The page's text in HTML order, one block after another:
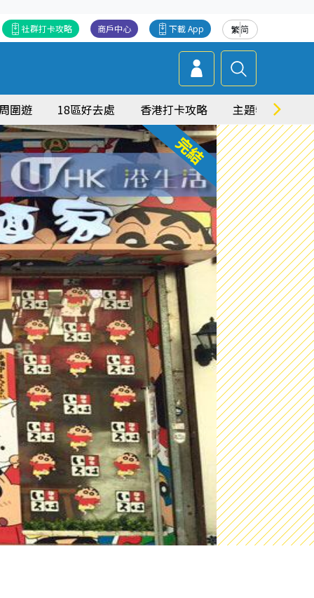
繁简
下載 App
商戶中心
社群打卡攻略
圍遊 18區好去處 香港打卡攻略 主題特集